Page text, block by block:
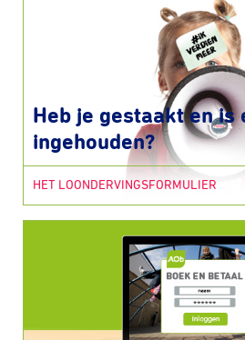
Heb je gestaakt en is
ingehouden?
HET LOONDERVINGSFORMULIER